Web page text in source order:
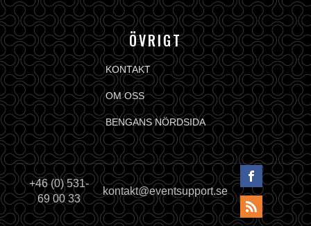
ÖVRIGT
KONTAKT
OM OSS
BENGANS NÖRDSIDA
+46 (0) 531-
69 00 33
kontakt@eventsupport.se